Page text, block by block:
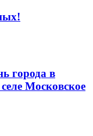
города в
Московское